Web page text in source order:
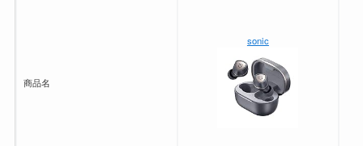
商品名
sonic